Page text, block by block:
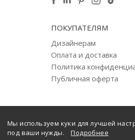
ПОКУПАТЕЛЯМ
Дизайнерам
Оплата и доставка
Политика
Публичная оферта
© 2012–2025 Levantin design.
Создано
Мы используем куки для лучшей
под ваши нужды.
Подробнее